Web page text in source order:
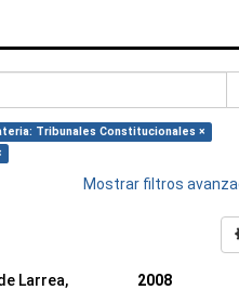
Tribunales Constitucionales ×
Mostrar filtros
Larrea,
2008